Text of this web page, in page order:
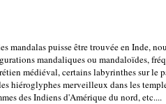
mandalas puisse être trouvée en Inde,
mandaliques ou mandaloïdes,
médiéval, certains labyrinthes sur le
hiéroglyphes merveilleux dans les
des Indiens d'Amérique du nord, etc....